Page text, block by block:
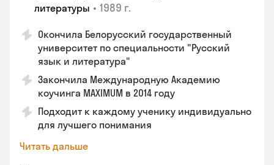
литературы • 1989 г.
Окончила Белорусский государственный
университет по специальности "Русский
язык и литература"
Закончила Международную Академию
коучинга MAXIMUM в 2014 году
Подходит к каждому ученику индивидуально
для лучшего понимания
Читать дальше